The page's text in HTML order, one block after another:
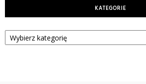
KATEGORIE
Kategorie